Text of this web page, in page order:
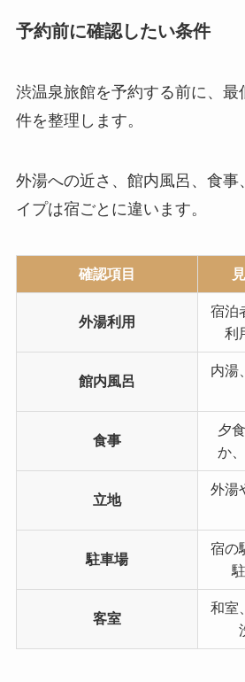
予約前に確認したい条件
渋温泉旅館を予約する前に、最
件を整理します。
外湯への近さ、館内風呂、食事
イプは宿ごとに違います。
確認項目
外湯利用
宿泊
利
館内風呂
内湯
食事
夕
か
立地
外湯
駐車場
宿の
客室
和室